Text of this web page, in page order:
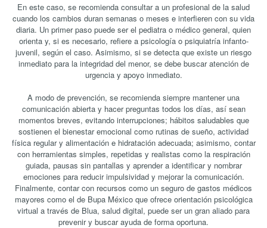
En este caso, se recomienda consultar a un profesional de la salud
cuando los cambios duran semanas o meses e interfieren con su vida
diaria. Un primer paso puede ser el pediatra o médico general, quien
orienta y, si es necesario, refiere a psicología o psiquiatría infanto-
juvenil, según el caso. Asimismo, si se detecta que existe un riesgo
inmediato para la integridad del menor, se debe buscar atención de
urgencia y apoyo inmediato.
A modo de prevención, se recomienda siempre mantener una
comunicación abierta y hacer preguntas todos los días, así sean
momentos breves, evitando interrupciones; hábitos saludables que
sostienen el bienestar emocional como rutinas de sueño, actividad
física regular y alimentación e hidratación adecuada; asimismo, contar
con herramientas simples, repetidas y realistas como la respiración
guiada, pausas sin pantallas y aprender a identificar y nombrar
emociones para reducir impulsividad y mejorar la comunicación.
Finalmente, contar con recursos como un seguro de gastos médicos
mayores como el de Bupa México que ofrece orientación psicológica
virtual a través de Blua, salud digital, puede ser un gran aliado para
prevenir y buscar ayuda de forma oportuna.